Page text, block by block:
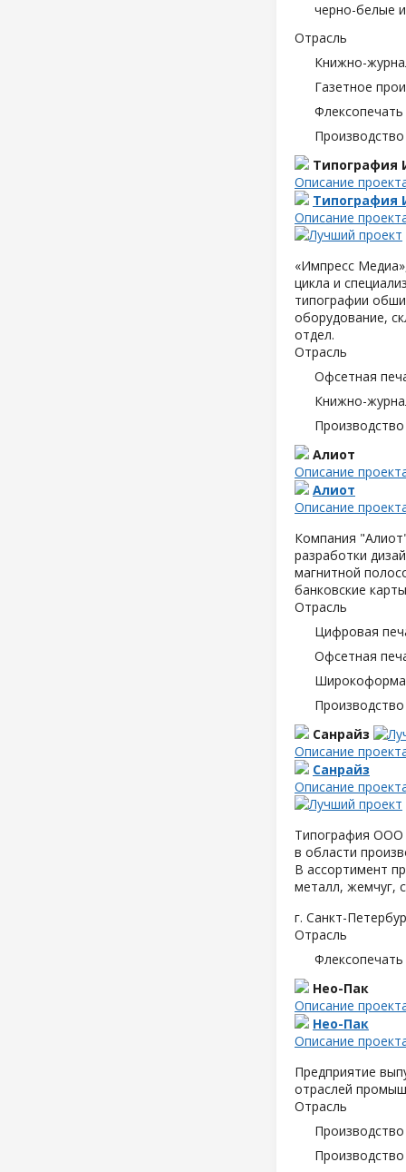
черно-белые
Отрасль
Книжно-
Газетное
Типография
Описание
Типография
Описание
«Импресс
цикла и
типографии
оборудование,
отдел.
Отрасль
Офсетная
Книжно-
Алиот
Описание
Алиот
Описание
Компания
разработки
магнитной
банковские
Отрасль
Цифровая
Офсетная
Санрайз
Описание
Санрайз
Описание
Типография ООО
в области
В ассортимент
металл, жемчуг,
г. Санкт-
Отрасль
Нео-Пак
Описание
Нео-Пак
Описание
Предприятие
отраслей
Отрасль